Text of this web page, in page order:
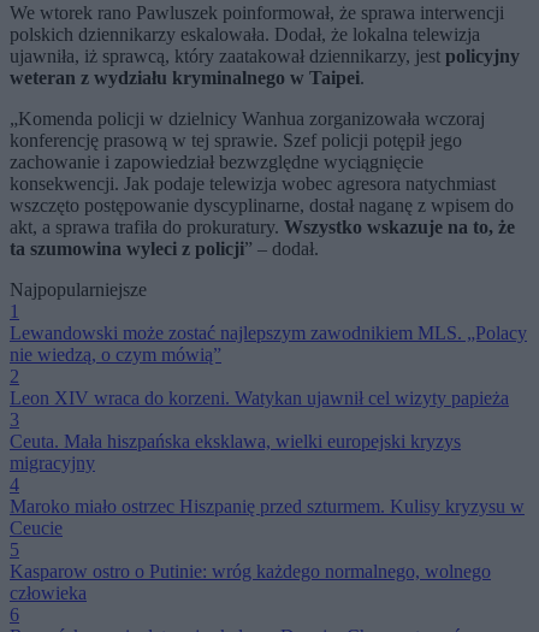
We wtorek rano Pawluszek poinformował, że sprawa interwencji
polskich dziennikarzy eskalowała. Dodał, że lokalna telewizja
ujawniła, iż sprawcą, który zaatakował dziennikarzy, jest policyjny
weteran z wydziału kryminalnego w Taipei.
„Komenda policji w dzielnicy Wanhua zorganizowała wczoraj
konferencję prasową w tej sprawie. Szef policji potępił jego
zachowanie i zapowiedział bezwzględne wyciągnięcie
konsekwencji. Jak podaje telewizja wobec agresora natychmiast
wszczęto postępowanie dyscyplinarne, dostał naganę z wpisem do
akt, a sprawa trafiła do prokuratury. Wszystko wskazuje na to, że
ta szumowina wyleci z policji” – dodał.
Najpopularniejsze
1
Lewandowski może zostać najlepszym zawodnikiem MLS. „Polacy
nie wiedzą, o czym mówią”
2
Leon XIV wraca do korzeni. Watykan ujawnił cel wizyty papieża
3
Ceuta. Mała hiszpańska eksklawa, wielki europejski kryzys
migracyjny
4
Maroko miało ostrzec Hiszpanię przed szturmem. Kulisy kryzysu w
Ceucie
5
Kasparow ostro o Putinie: wróg każdego normalnego, wolnego
człowieka
6